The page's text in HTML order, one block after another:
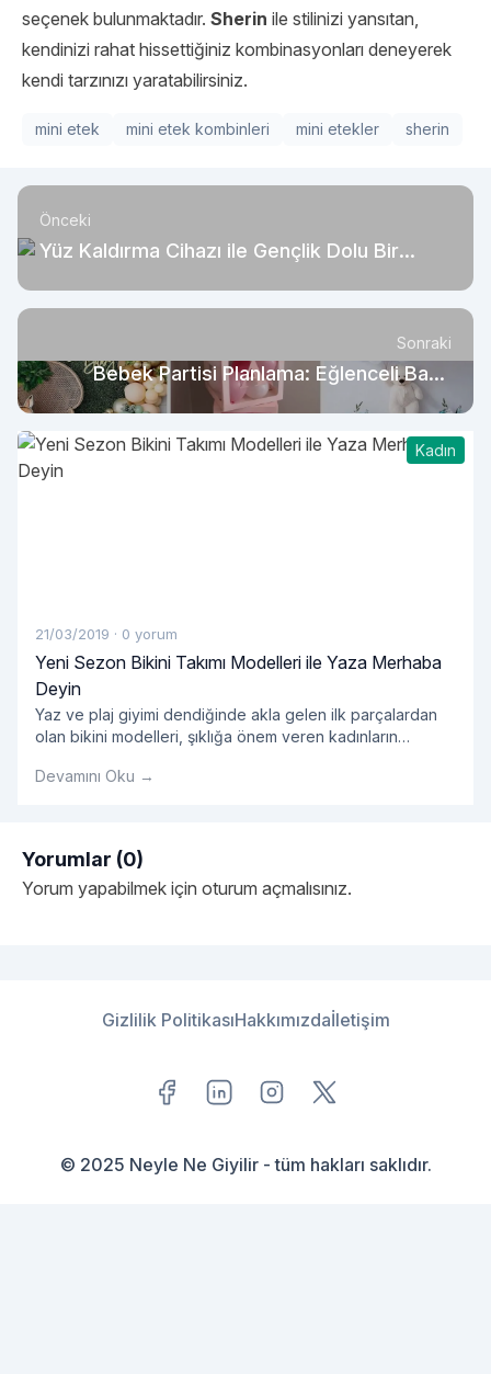
seçenek bulunmaktadır. Sherin ile stilinizi yansıtan,
kendinizi rahat hissettiğiniz kombinasyonları deneyerek
kendi tarzınızı yaratabilirsiniz.
mini etek mini etek kombinleri mini etekler sherin
Önceki
Yüz Kaldırma Cihazı ile Gençlik Dolu Bir
Sonraki
Bebek Partisi Planlama: Eğlenceli Baby
Shower Nasıl Düzenlenir?
Kadın
21/03/2019 · 0 yorum
Yeni Sezon Bikini Takımı Modelleri ile Yaza Merhaba
Deyin
Yaz ve plaj giyimi dendiğinde akla gelen ilk parçalardan
olan bikini modelleri, şıklığa önem veren kadınların
birlikte yeni sezon bikini modelleri de özellikle kadın
sezon ürünlerini sizlerle buluşturan Enntrend, farklı beden
ve alternatif renk
Devamını Oku →
Yorumlar (0)
Yorum yapabilmek için oturum açmalısınız.
Gizlilik PolitikasıHakkımızdaİletişim
© 2025 Neyle Ne Giyilir - tüm hakları saklıdır.